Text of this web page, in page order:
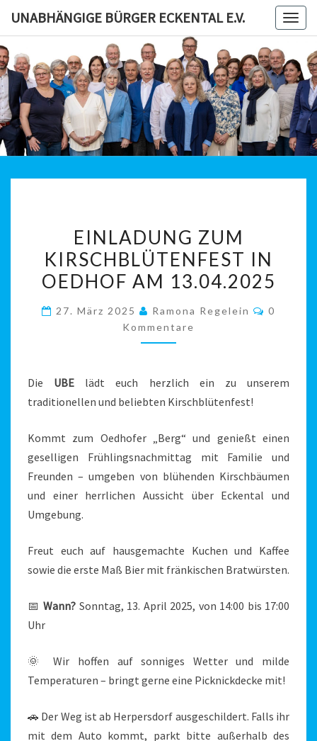
content
UNABHÄNGIGE BÜRGER ECKENTAL E.V.
ZUM
KIRSCHBLÜTENFEST
IN
AM
EINLADUNG ZUM
KIRSCHBLÜTENFEST IN
OEDHOF AM 13.04.2025
27. März 2025 Ramona Regelein
0
Kommentare
Die UBE lädt euch herzlich ein zu unserem
traditionellen und beliebten Kirschblütenfest!
Kommt zum Oedhofer „Berg“ und genießt einen
geselligen Frühlingsnachmittag mit Familie und
Freunden – umgeben von blühenden Kirschbäumen
und einer herrlichen Aussicht über Eckental und
Umgebung.
Freut euch auf hausgemachte Kuchen und Kaffee
sowie die erste Maß Bier mit fränkischen Bratwürsten.
📅 Wann? Sonntag, 13. April 2025, von 14:00 bis 17:00
Uhr
🌞 Wir hoffen auf sonniges Wetter und milde
Temperaturen – bringt gerne eine Picknickdecke mit!
🚗 Der Weg ist ab Herpersdorf ausgeschildert. Falls ihr
mit dem Auto kommt, parkt bitte außerhalb des